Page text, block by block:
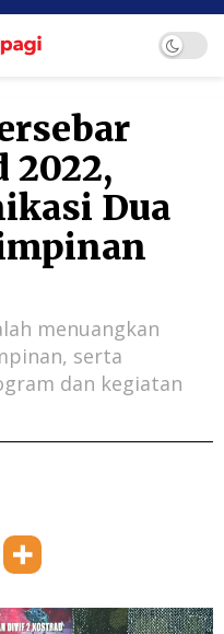
2022,
Dua
menuangkan
serta
dan kegiatan